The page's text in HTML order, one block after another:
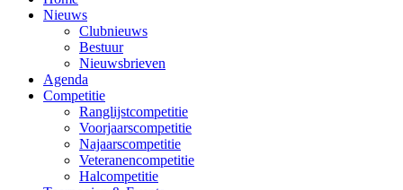
Nieuws
Clubnieuws
Bestuur
Nieuwsbrieven
Agenda
Competitie
Ranglijstcompetitie
Voorjaarscompetitie
Najaarscompetitie
Veteranencompetitie
Halcompetitie